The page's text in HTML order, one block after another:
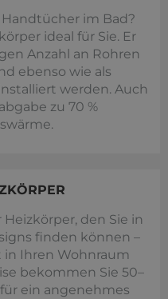
im Bad?
ideal für Sie. Er
Anzahl an Rohren
ebenso wie als
werden. Auch
zu 70 %
den Sie in
finden können –
Ihren Wohnraum
bekommen Sie 50–
ein angenehmes